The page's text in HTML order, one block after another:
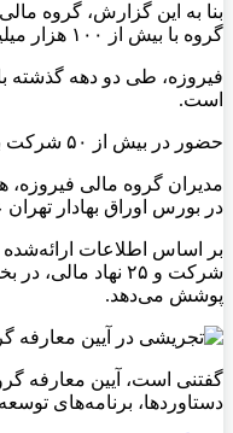
گروه با بیش از ۱۰۰ هزار میلیارد تومان دارایی تحت مدیریت و بیش از ۱.۳ میلیون کاربر، یکی از بزرگ‌ترین نهادهای مالی کشور به شمار می‌رود.
فیروزه، طی دو دهه گذشته
است.
حضور در بیش از ۵۰ شرکت بورسی و فرابورسی، مدیریت بیش از ۱۴ صندوق سرمایه‌گذاری و بهره‌گیری از بیش از ۵۰۰ نیروی متخصص از دیگر ظرفیت‌های این مجموعه است.
مدیران گروه مالی فیروزه،
در بورس اوراق بهادار
پوشش می‌دهد.
گفتنی است، آیین معارفه
دستاوردها، برنامه‌های